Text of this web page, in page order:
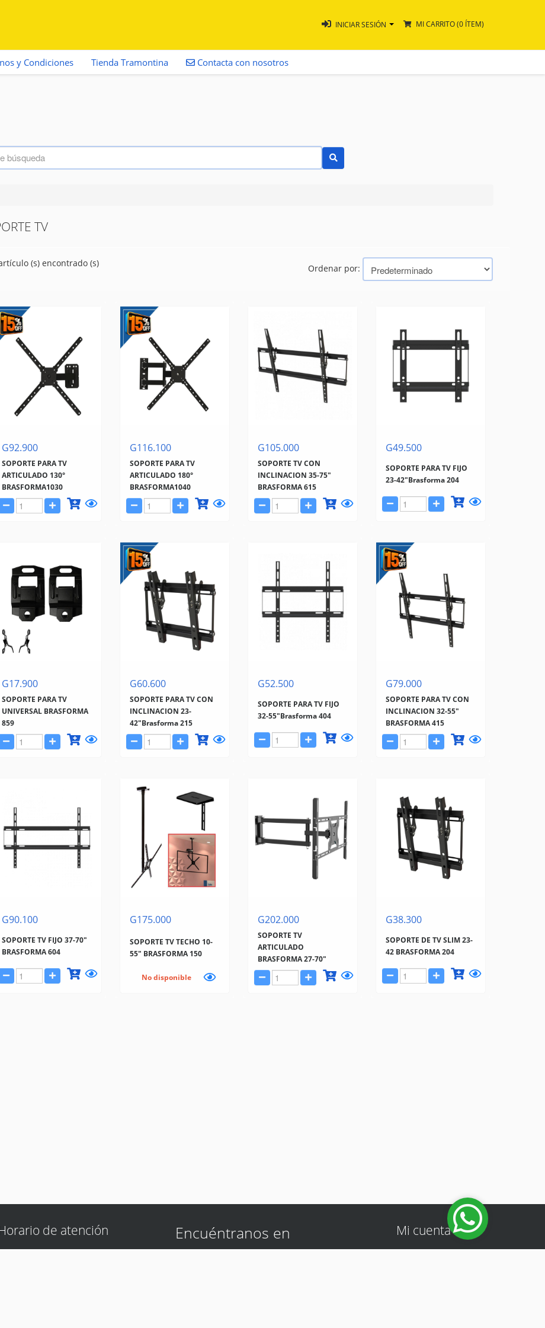
INICIAR SESIÓN MI CARRITO(0 ÍTEM)
y Condiciones Tienda Tramontina Contacta con nosotros
TV
(s) encontrado (s) Ordenar por:
G92.900
SOPORTE PARA TV
ARTICULADO 130°
BRASFORMA1030
G116.100
SOPORTE PARA TV
ARTICULADO 180°
BRASFORMA1040
G105.000
SOPORTE TV CON
INCLINACION 35-75"
BRASFORMA 615
G49.500
SOPORTE PARA TV FIJO
23-42"Brasforma 204
G17.900
SOPORTE PARA TV
UNIVERSAL BRASFORMA
859
G60.600
SOPORTE PARA TV CON
INCLINACION 23-
42"Brasforma 215
G52.500
SOPORTE PARA TV FIJO
32-55"Brasforma 404
G79.000
SOPORTE PARA TV CON
INCLINACION 32-55"
BRASFORMA 415
G90.100
SOPORTE TV FIJO 37-70"
BRASFORMA 604
G175.000
SOPORTE TV TECHO 10-
55" BRASFORMA 150
No disponible
G202.000
SOPORTE TV
ARTICULADO
BRASFORMA 27-70"
G38.300
SOPORTE DE TV SLIM 23-
42 BRASFORMA 204
de atención Encuéntranos en Mi cuenta
Iniciar sesión